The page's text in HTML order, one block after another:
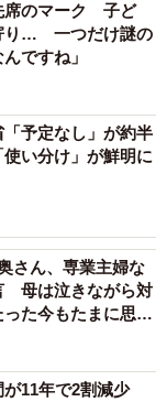
前の外科医になる
ックス）」を上
1518919781130
フタの容器に入
席のマーク 子ど
り… 一つだけ謎の
ですね」
「予定なし」が約半
い分け」が鮮明に
さん、専業主婦な
母は泣きながら対
た今もたまに思い
が11年で2割減少